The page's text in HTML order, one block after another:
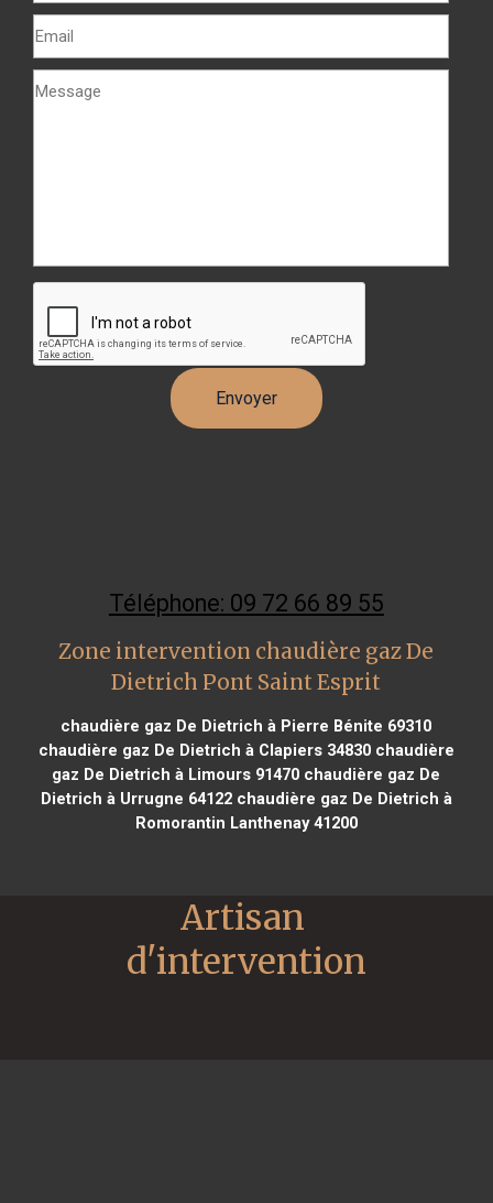
Téléphone: 09 72 66 89 55
Zone intervention chaudière gaz De
Dietrich Pont Saint Esprit
chaudière gaz De Dietrich à Pierre Bénite 69310
chaudière gaz De Dietrich à Clapiers 34830chaudière
gaz De Dietrich à Limours 91470 chaudière gaz De
Dietrich à Urrugne 64122chaudière gaz De Dietrich à
Romorantin Lanthenay 41200
Artisan
d'intervention